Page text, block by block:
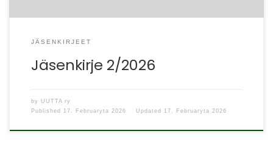
JÄSENKIRJEET
Jäsenkirje 2/2026
by
UUTTA ry
Published
17. Februaryta 2026 Updated 17. Februaryta 2026